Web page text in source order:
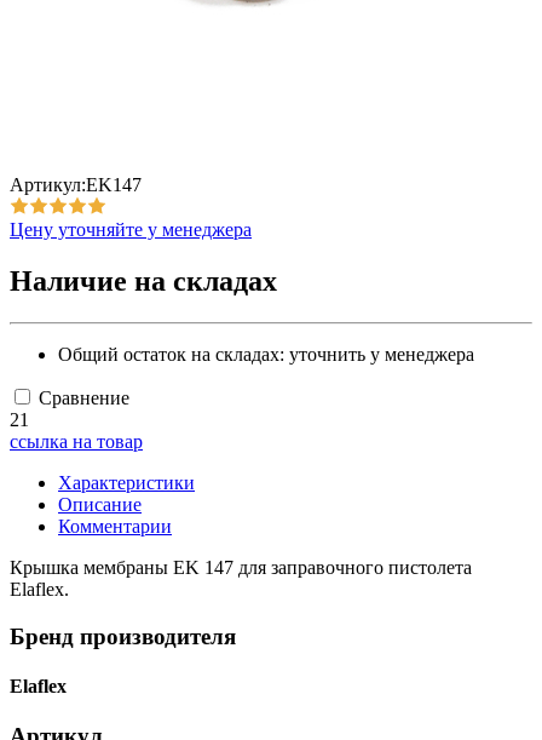
Артикул:EK147
Цену уточняйте у менеджера
Наличие на складах
Общий остаток на складах: уточнить у менеджера
Сравнение
21
ссылка на товар
Характеристики
Описание
Комментарии
Крышка мембраны EK 147 для заправочного пистолета
Elaflex.
Бренд производителя
Elaflex